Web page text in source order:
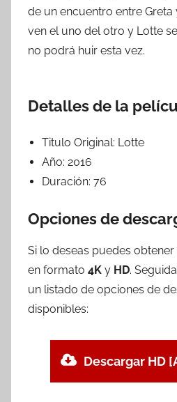
de un encuentro entre Greta
ven el uno del otro y Lotte
no podrá huir esta vez.
Detalles de la
Titulo Original: Lotte
Año: 2016
Duración: 76
Opciones de
Si lo deseas puedes
en formato 4K y HD.
un listado de opciones de
disponibles:
Descargar HD